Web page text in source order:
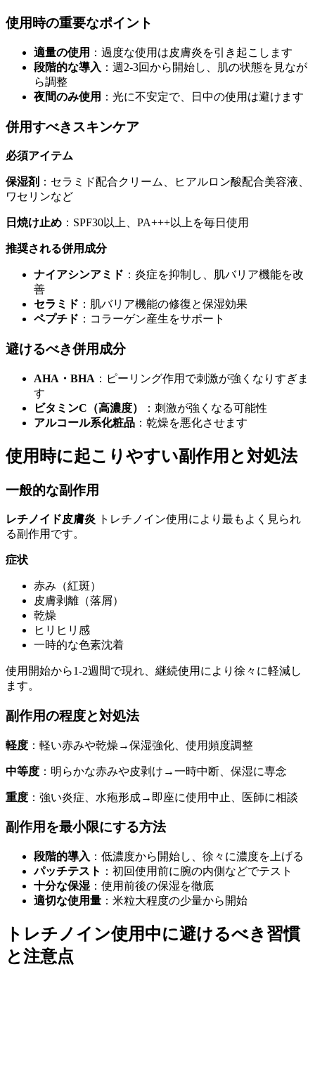
使用時の重要なポイント
適量の使用 ：過度な使用は皮膚炎を引き起こします
段階的な導入 ：週2-3回から開始し、肌の状態を見なが
ら調整
夜間のみ使用 ：光に不安定で、日中の使用は避けます
併用すべきスキンケア
必須アイテム
保湿剤 ：セラミド配合クリーム、ヒアルロン酸配合美容液、
ワセリンなど
日焼け止め ：SPF30以上、PA+++以上を毎日使用
推奨される併用成分
ナイアシンアミド ：炎症を抑制し、肌バリア機能を改
善
セラミド ：肌バリア機能の修復と保湿効果
ペプチド ：コラーゲン産生をサポート
避けるべき併用成分
AHA・BHA ：ピーリング作用で刺激が強くなりすぎま
す
ビタミンC（高濃度）
：刺激が強くなる可能性
アルコール系化粧品 ：乾燥を悪化させます
使用時に起こりやすい副作用と対処法
一般的な副作用
レチノイド皮膚炎 トレチノイン使用により最もよく見られ
る副作用です。
症状
赤み（紅斑）
皮膚剥離（落屑）
乾燥
ヒリヒリ感
一時的な色素沈着
使用開始から1-2週間で現れ、継続使用により徐々に軽減し
ます。
副作用の程度と対処法
軽度 ：軽い赤みや乾燥→保湿強化、使用頻度調整
中等度 ：明らかな赤みや皮剥け→一時中断、保湿に専念
重度 ：強い炎症、水疱形成→即座に使用中止、医師に相談
副作用を最小限にする方法
段階的導入 ：低濃度から開始し、徐々に濃度を上げる
パッチテスト ：初回使用前に腕の内側などでテスト
十分な保湿 ：使用前後の保湿を徹底
適切な使用量 ：米粒大程度の少量から開始
トレチノイン使用中に避けるべき習慣
と注意点